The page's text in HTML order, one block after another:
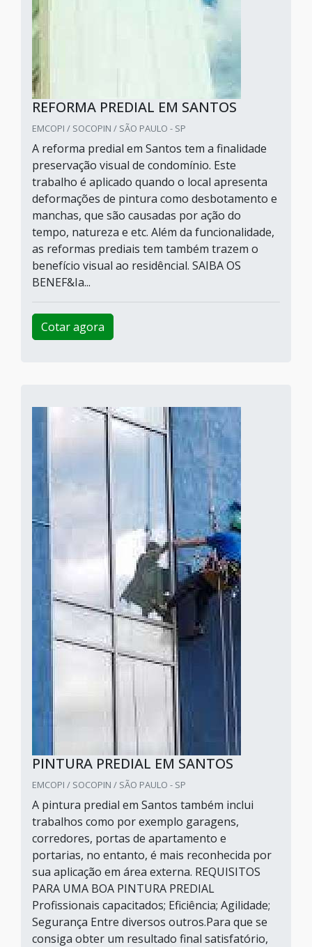
REFORMA PREDIAL EM SANTOS
EMCOPI / SOCOPIN / SÃO PAULO - SP
A reforma predial em Santos tem a finalidade
preservação visual de condomínio. Este
trabalho é aplicado quando o local apresenta
deformações de pintura como desbotamento e
manchas, que são causadas por ação do
tempo, natureza e etc. Além da funcionalidade,
as reformas prediais tem também trazem o
benefício visual ao residêncial. SAIBA OS
BENEF&Ia...
Cotar agora
PINTURA PREDIAL EM SANTOS
EMCOPI / SOCOPIN / SÃO PAULO - SP
A pintura predial em Santos também inclui
trabalhos como por exemplo garagens,
corredores, portas de apartamento e
portarias, no entanto, é mais reconhecida por
sua aplicação em área externa. REQUISITOS
PARA UMA BOA PINTURA PREDIAL
Profissionais capacitados; Eficiência; Agilidade;
Segurança Entre diversos outros.Para que se
consiga obter um resultado final satisfatório,